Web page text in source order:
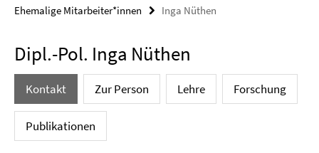
Ehemalige Mitarbeiter*innen
Inga Nüthen
Dipl.-Pol. Inga Nüthen
Kontakt Zur Person Lehre Forschung
Publikationen